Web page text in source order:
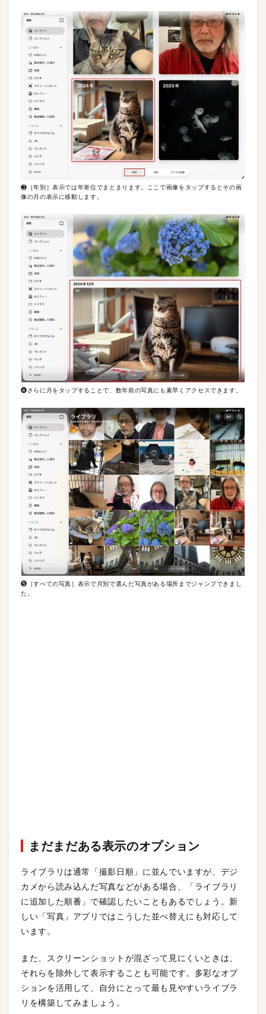
❸［年別］表示では年単位でまとまります。ここで画像をタップするとその画
像の月の表示に移動します。
❹さらに月をタップすることで、数年前の写真にも素早くアクセスできます。
❺［すべての写真］表示で月別で選んだ写真がある場所までジャンプできまし
た。
まだまだある表示のオプション
ライブラリは通常「撮影日順」に並んでいますが、デジ
カメから読み込んだ写真などがある場合、「ライブラリ
に追加した順番」で確認したいこともあるでしょう。新
しい「写真」アプリではこうした並べ替えにも対応して
います。
また、スクリーンショットが混ざって見にくいときは、
それらを除外して表示することも可能です。多彩なオプ
ションを活用して、自分にとって最も見やすいライブラ
リを構築してみましょう。